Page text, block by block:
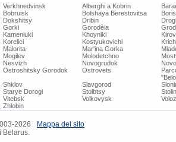
Verkhnedvinsk Alberghi a Kobrin
Bobruisk Bolshaya Berestovitsa
Dokshitsy Dribin
Gorki Gorodèia
Kameniuki Khoyniki
Korelici Kostyukovichi
Malorita Mar'ina Gorka
Mogilev Molodetchno
Nesvizh Novogrudok
Ostroshitsky Gorodok Ostrovets
Shklov Slavgorod
Starye Dorogi Stolbtsy
Stolin
Vitebsk Volkovysk
Zhlobin
2026
​Mappa del sito